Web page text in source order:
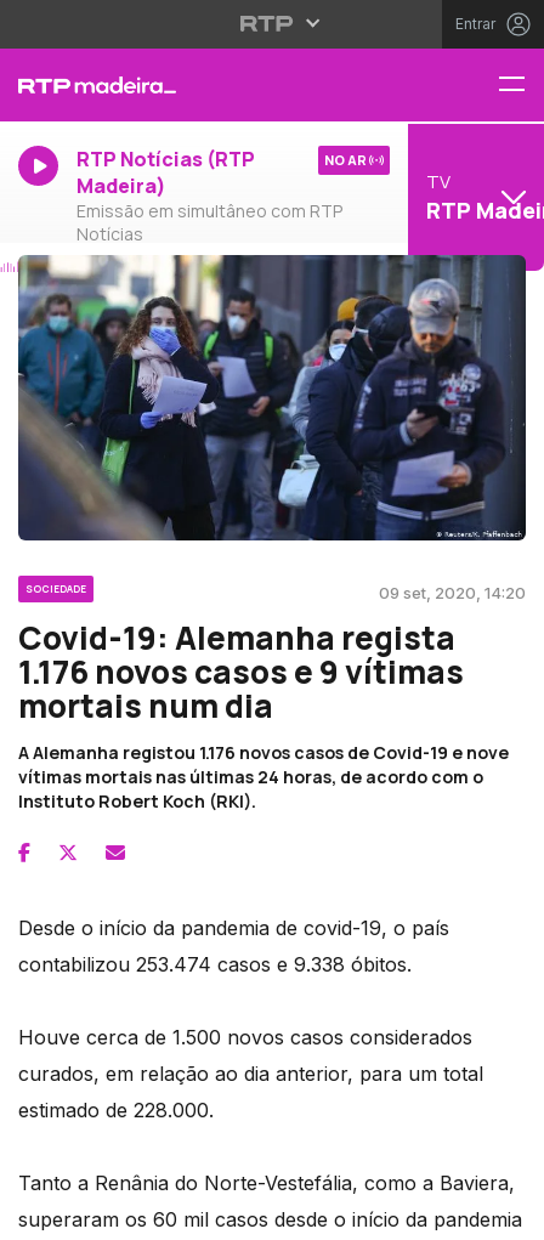
Entrar
RTP Notícias (RTP
Madeira)
Emissão em simultâneo com RTP
Notícias
NO AR
TV
RTP
SOCIEDADE 09 set, 2020, 14:20
Covid-19: Alemanha regista
1.176 novos casos e 9 vítimas
mortais num dia
A Alemanha registou 1.176 novos casos de Covid-19 e nove
vítimas mortais nas últimas 24 horas, de acordo com o
Instituto Robert Koch (RKI).
Desde o início da pandemia de covid-19, o país
contabilizou 253.474 casos e 9.338 óbitos.
Houve cerca de 1.500 novos casos considerados
curados, em relação ao dia anterior, para um total
estimado de 228.000.
Tanto a Renânia do Norte-Vestefália, como a Baviera,
superaram os 60 mil casos desde o início da pandemia